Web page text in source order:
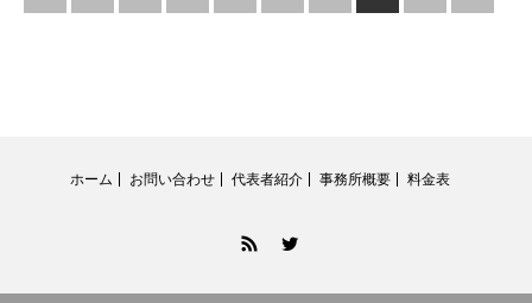
ホーム お問い合わせ 代表者紹介 事務所概要 料金表